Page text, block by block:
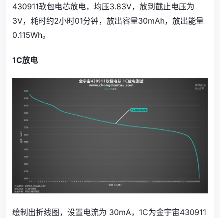
430911软包电芯放电，均压3.83V，放到截止电压为
3V，耗时约2小时01分钟，放出容量30mAh，放出能量
0.115Wh。
1C放电
绘制出折线图，设置电流为 30mA，1C为金宇宙430911